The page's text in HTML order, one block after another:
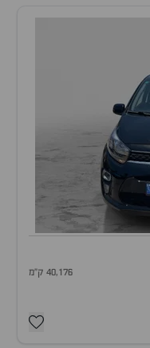
40,176 ק"מ